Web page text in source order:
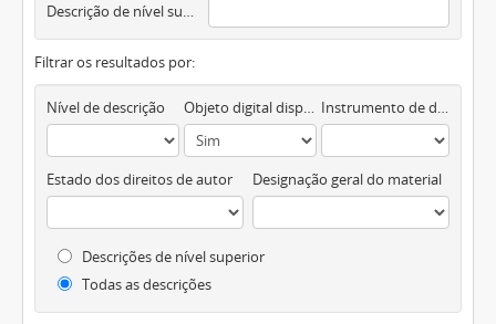
Descrição de nível superior
Filtrar os resultados por:
Nível de descrição Objeto digital disponível Instrumento de descrição documental
Estado dos direitos de autor Designação geral do material
Descrições de nível superior
Todas as descrições